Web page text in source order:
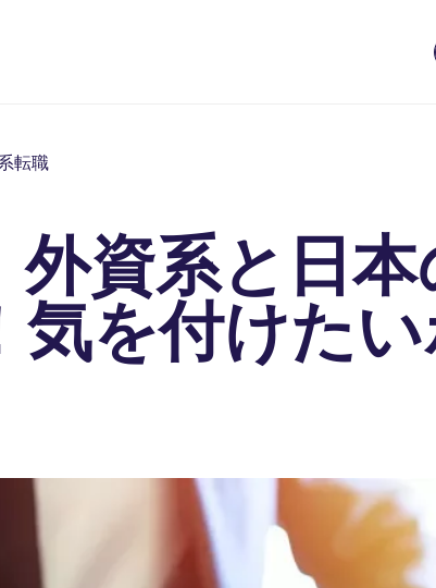
転職
外資系と日
を付けた